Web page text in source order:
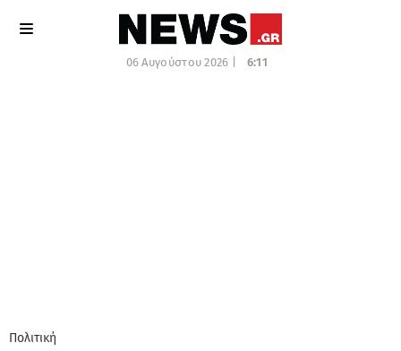
06 Αυγούστου 2026 | 6:11
Πολιτική